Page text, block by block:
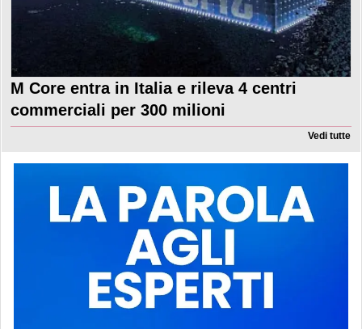
M Core entra in Italia e rileva 4 centri
commerciali per 300 milioni
Vedi tutte